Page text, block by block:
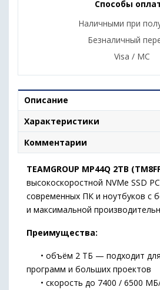
Способы
Наличными при
Безналичный
Visa / MC
Описание
Характеристики
Комментарии
TEAMGROUP MP44Q 2TB
высокоскоростной NVMe SSD
современных ПК и ноутбуков с
и максимальной
Преимущества:
• объём 2 ТБ — подходит для
программ и больших проектов
• скорость до 7400 / 6500